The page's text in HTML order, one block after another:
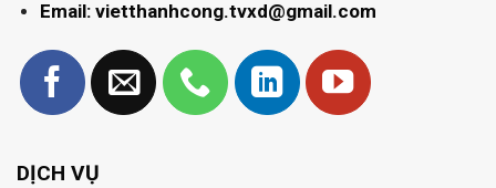
Email: vietthanhcong.tvxd@gmail.com
DỊCH VỤ